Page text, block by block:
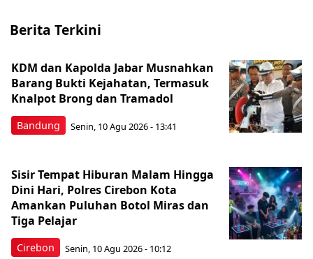
Berita Terkini
Bandung
KDM dan Kapolda Jabar Musnahkan
Barang Bukti Kejahatan, Termasuk
Knalpot Brong dan Tramadol
Senin, 10 Agu 2026 - 13:41
Cirebon
Sisir Tempat Hiburan Malam Hingga
Dini Hari, Polres Cirebon Kota
Amankan Puluhan Botol Miras dan
Tiga Pelajar
Senin, 10 Agu 2026 - 10:12